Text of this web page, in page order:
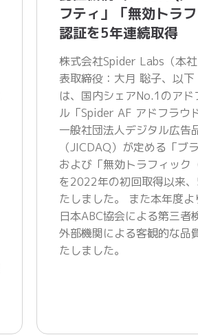
フティ」「無効トラフ
認証を5年連続取得
株式会社Spider Labs（本
表取締役：大月 聡子、以下
は、国内シェアNo.1のアド
ル「Spider AF アドフラウ
一般社団法人デジタル広告
（JICDAQ）が定める「ブ
および「無効トラフィック
を2022年の初回取得以来
たしました。 また本年度
日本ABC協会による第三者
外部機関による客観的な品
たしました。